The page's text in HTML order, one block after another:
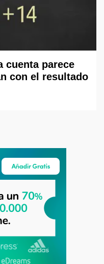
cuenta parece
con el resultado